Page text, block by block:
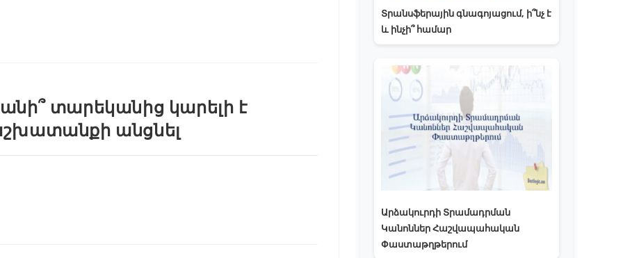
տարեկանից կարելի է
անցնել
Տրանսֆերային գնագոյացում, ի՞նչ է
և ինչի՞ համար
Արձակուրդի Տրամադրման
Կանոններ Հաշվապահական
Փաստաթղթերում